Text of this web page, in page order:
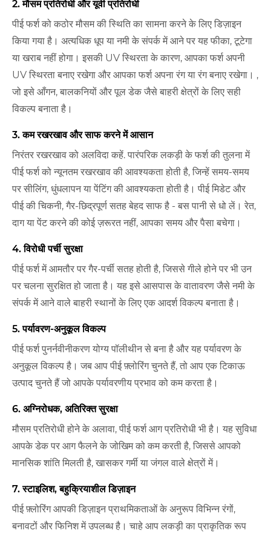
2. मौसम प्रतिरोधी और यूवी प्रतिरोधी
पीई फर्श को कठोर मौसम की स्थिति का सामना करने के लिए डिज़ाइन
किया गया है। अत्यधिक धूप या नमी के संपर्क में आने पर यह फीका, टूटेगा
या खराब नहीं होगा। इसकी UV स्थिरता के कारण, आपका फर्श अपनी
UV स्थिरता बनाए रखेगा और आपका फर्श अपना रंग या रंग बनाए रखेगा। ,
जो इसे आँगन, बालकनियों और पूल डेक जैसे बाहरी क्षेत्रों के लिए सही
विकल्प बनाता है।
3. कम रखरखाव और साफ करने में आसान
निरंतर रखरखाव को अलविदा कहें. पारंपरिक लकड़ी के फर्श की तुलना में
पीई फर्श को न्यूनतम रखरखाव की आवश्यकता होती है, जिन्हें समय-समय
पर सीलिंग, धुंधलापन या पेंटिंग की आवश्यकता होती है। पीई मिडेट और
पीई की चिकनी, गैर-छिद्रपूर्ण सतह बेहद साफ है - बस पानी से धो लें। रेत,
दाग या पेंट करने की कोई ज़रूरत नहीं, आपका समय और पैसा बचेगा।
4. विरोधी पर्ची सुरक्षा
पीई फर्श में आमतौर पर गैर-पर्ची सतह होती है, जिससे गीले होने पर भी उन
पर चलना सुरक्षित हो जाता है। यह इसे आसपास के वातावरण जैसे नमी के
संपर्क में आने वाले बाहरी स्थानों के लिए एक आदर्श विकल्प बनाता है।
5. पर्यावरण-अनुकूल विकल्प
पीई फर्श पुनर्नवीनीकरण योग्य पॉलीथीन से बना है और यह पर्यावरण के
अनुकूल विकल्प है। जब आप पीई फ़्लोरिंग चुनते हैं, तो आप एक टिकाऊ
उत्पाद चुनते हैं जो आपके पर्यावरणीय प्रभाव को कम करता है।
6. अग्निरोधक, अतिरिक्त सुरक्षा
मौसम प्रतिरोधी होने के अलावा, पीई फर्श आग प्रतिरोधी भी है। यह सुविधा
आपके डेक पर आग फैलने के जोखिम को कम करती है, जिससे आपको
मानसिक शांति मिलती है, खासकर गर्मी या जंगल वाले क्षेत्रों में।
7. स्टाइलिश, बहुक्रियाशील डिज़ाइन
पीई फ़्लोरिंग आपकी डिज़ाइन प्राथमिकताओं के अनुरूप विभिन्न रंगों,
बनावटों और फिनिश में उपलब्ध है। चाहे आप लकड़ी का प्राकृतिक रूप